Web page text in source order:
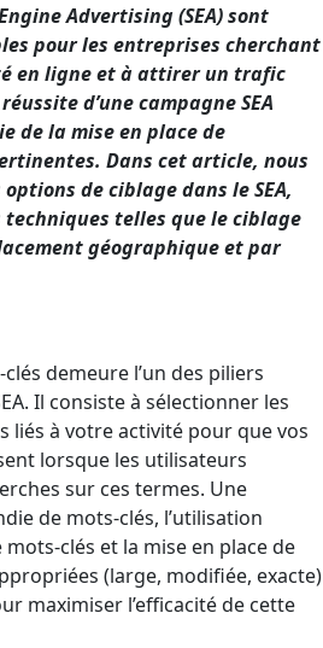
Advertising (SEA) sont
pour les entreprises cherchant
en ligne et à attirer un trafic
d’une campagne SEA
de la mise en place de
Dans cet article, nous
de ciblage dans le SEA,
telles que le ciblage
géographique et par
demeure l’un des piliers
Il consiste à sélectionner les
liés à votre activité pour que vos
lorsque les utilisateurs
sur ces termes. Une
de mots-clés, l’utilisation
mots-clés et la mise en place de
(large, modifiée, exacte)
maximiser l’efficacité de cette